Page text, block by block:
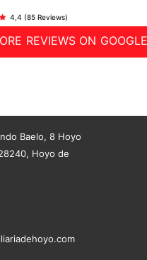
4,4 (85 Reviews)
REVIEWS ON GOOGLE
Baelo, 8 Hoyo
Hoyo de